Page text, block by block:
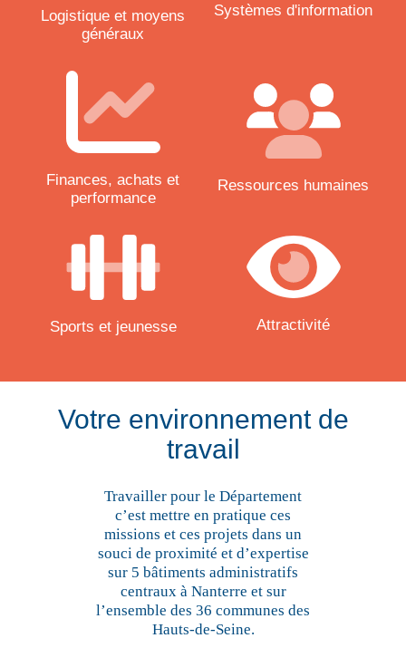
Logistique et moyens
généraux
Systèmes d'information
Finances, achats et
performance
Ressources humaines
Sports et jeunesse Attractivité
Votre environnement de
travail
Travailler pour le Département
c’est mettre en pratique ces
missions et ces projets dans un
souci de proximité et d’expertise
sur 5 bâtiments administratifs
centraux à Nanterre et sur
l’ensemble des 36 communes des
Hauts-de-Seine.